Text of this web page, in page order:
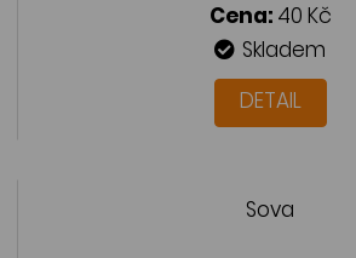
Cena: 40 Kč
Skladem
DETAIL
Sova